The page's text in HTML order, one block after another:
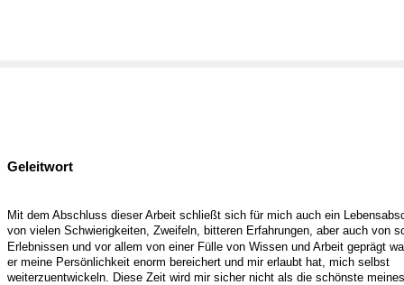
Geleitwort
Mit dem Abschluss dieser Arbeit schließt sich für mich auch ein
von vielen Schwierigkeiten, Zweifeln, bitteren Erfahrungen, aber auch von
Erlebnissen und vor allem von einer Fülle von Wissen und Arbeit geprägt
er meine Persönlichkeit enorm bereichert und mir erlaubt hat, mich selbst
weiterzuentwickeln. Diese Zeit wird mir sicher nicht als die schönste